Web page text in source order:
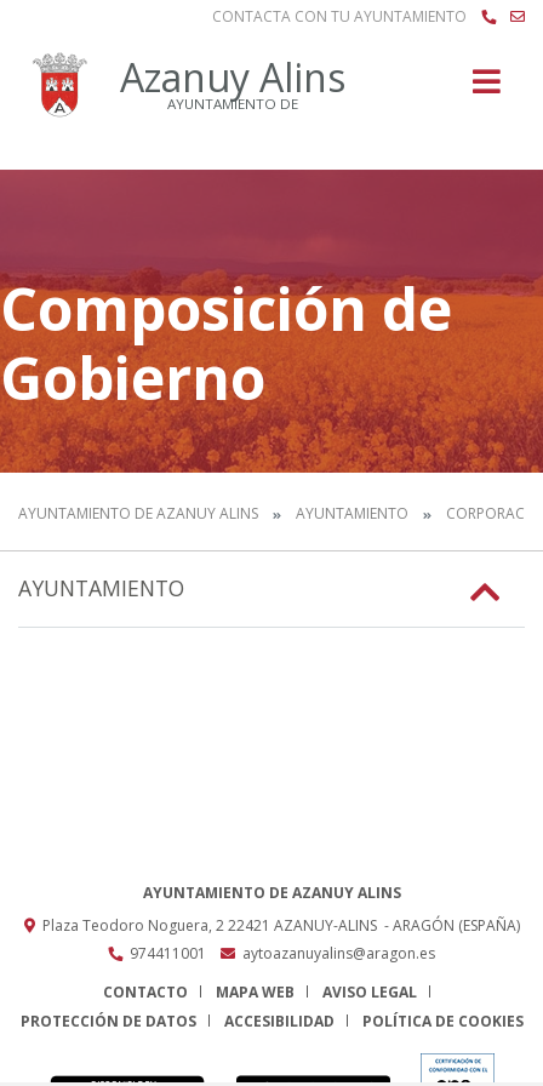
CONTACTA CON TU AYUNTAMIENTO
Azanuy Alins
AYUNTAMIENTO DE
Composición de
Gobierno
AYUNTAMIENTO DE AZANUY ALINS AYUNTAMIENTO
AYUNTAMIENTO
AYUNTAMIENTO DE AZANUY ALINS
Plaza Teodoro Noguera, 222421 AZANUY-ALINS - ARAGÓN (ESPAÑA)
974411001
aytoazanuyalins@aragon.es
CONTACTO
MAPA WEB
AVISO LEGAL
PROTECCIÓN DE DATOS
ACCESIBILIDAD POLÍTICA DE COOKIES